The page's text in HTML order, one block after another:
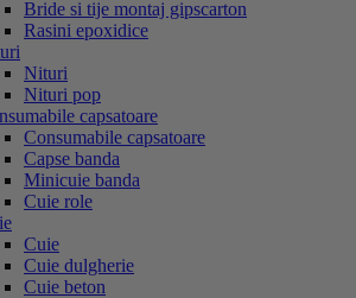
Bride si tije montaj gipscarton
Rasini epoxidice
Nituri
Nituri pop
capsatoare
Consumabile capsatoare
Capse banda
Minicuie banda
Cuie role
Cuie
Cuie dulgherie
Cuie beton